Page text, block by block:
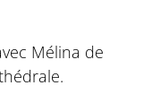
Mélina de